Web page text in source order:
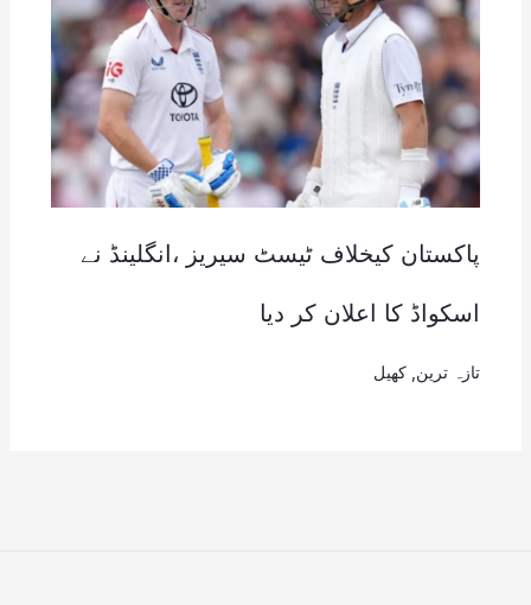
پاکستان کیخلاف ٹیسٹ سیریز ،انگلینڈ نے
اسکواڈ کا اعلان کر دیا
تازہ ترین کھیل